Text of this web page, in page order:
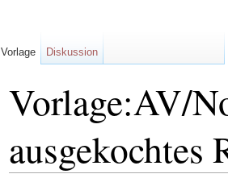
Vorlage:AV/
ausgekochtes
Vorlage Diskussion